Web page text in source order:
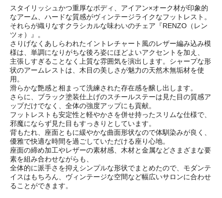
スタイリッシュかつ重厚なボディ、アイアン×オーク材が印象的
なアーム、ハードな質感がヴィンテージライクなフットレスト。
それらが織りなすクラシカルな味わいのチェア『RENZO（レン
ツォ）』。
さりげなくあしらわれたイントレチャート風のレザー編み込み模
様は、単調になりがちな後ろ姿にほどよいアクセントを加え、
主張しすぎることなく上質な雰囲気を演出します。シャープな形
状のアームレストは、木目の美しさが魅力の天然木無垢材を使
用。
滑らかな艶感と相まって洗練された存在感を醸し出します。
さらに、ブラック塗装仕上げのスチールステーは見た目の質感ア
ップだけでなく、全体の強度アップにも貢献。
フットレストも安定性と軽やかさを併せ持ったスリムな仕様で、
邪魔にならず見た目もすっきりとしています。
背もたれ、座面ともに緩やかな曲面形状なので体馴染みが良く、
優雅で快適な時間を過ごしていただける座り心地。
座面の締め加工やレザーの素材感、木材と金属などさまざまな要
素を組み合わせながらも、
全体的に派手さを抑えシンプルな形状でまとめたので、モダンテ
イスはもちろん、ヴィンテージな空間など幅広いサロンに合わせ
ることができます。